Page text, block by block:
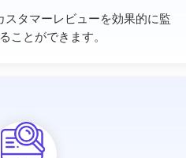
タマーレビューを効果的に監
ことができます。